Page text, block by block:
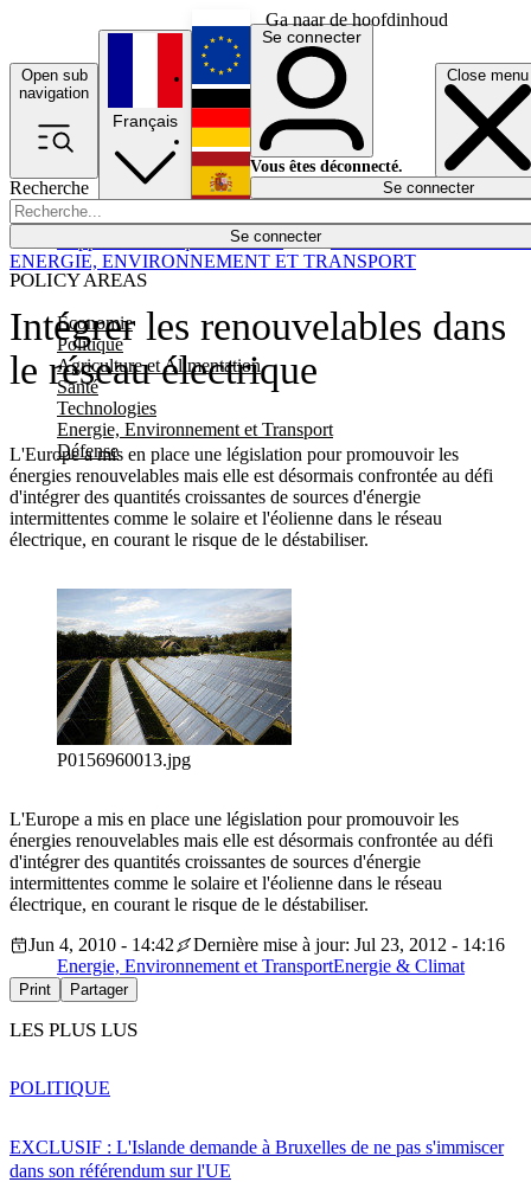
Ga naar de hoofdinhoud
Open sub
navigation
Close menu
Recherche
Se connecter
POLICY AREAS
Economie
Politique
Agriculture et Alimentation
Santé
Technologies
Energie, Environnement et Transport
Défense
Économie
Français
English
Deutsch
Español
Se connecter
Vous êtes déconnecté.
Se connecter
Intégrer les renouvelables dans
le réseau électrique
L'Europe a mis en place une législation pour promouvoir les
énergies renouvelables mais elle est désormais confrontée au défi
d'intégrer des quantités croissantes de sources d'énergie
intermittentes comme le solaire et l'éolienne dans le réseau
électrique, en courant le risque de le déstabiliser.
ENERGIE, ENVIRONNEMENT ET TRANSPORT
P0156960013.jpg
L'Europe a mis en place une législation pour promouvoir les
énergies renouvelables mais elle est désormais confrontée au défi
d'intégrer des quantités croissantes de sources d'énergie
intermittentes comme le solaire et l'éolienne dans le réseau
électrique, en courant le risque de le déstabiliser.
Jun 4, 2010 - 14:42
Dernière mise à jour: Jul 23, 2012 - 14:16
Energie, Environnement et TransportEnergie & Climat
Print Partager
LES PLUS LUS
EXCLUSIF : L'Islande demande à Bruxelles de ne pas s'immiscer
dans son référendum sur l'UE
POLITIQUE